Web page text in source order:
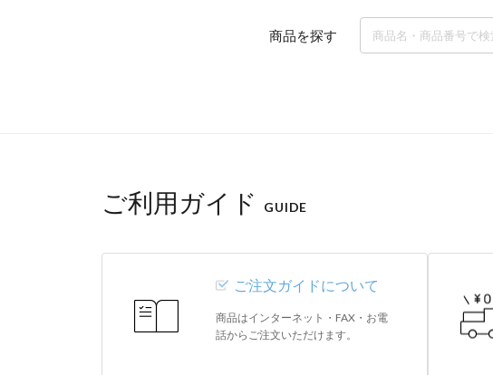
商品を探す
ご利用ガイド GUIDE
ご注文ガイドについて
商品はインターネット・FAX・お電
話からご注文いただけます。